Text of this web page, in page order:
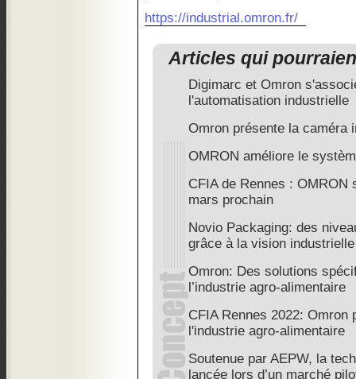
https://industrial.omron.fr/
Articles qui
Digimarc et Omron
l'automatisation industrielle
Omron présente la caméra
OMRON améliore le
CFIA de Rennes : OMRON
mars prochain
Novio Packaging: des
grâce à la vision industrielle
Omron: Des solutions
l’industrie agro-alimentaire
CFIA Rennes 2022:
l'industrie agro-alimentaire
Soutenue par AEPW, la
lancée lors d’un marché